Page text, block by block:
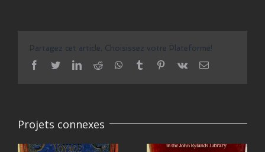
Partagez cet article, Choisissez votre Plateforme!
facebook
twitterlinkedinreddit whatsapptumblr pinterest
vk Email
Projets connexes